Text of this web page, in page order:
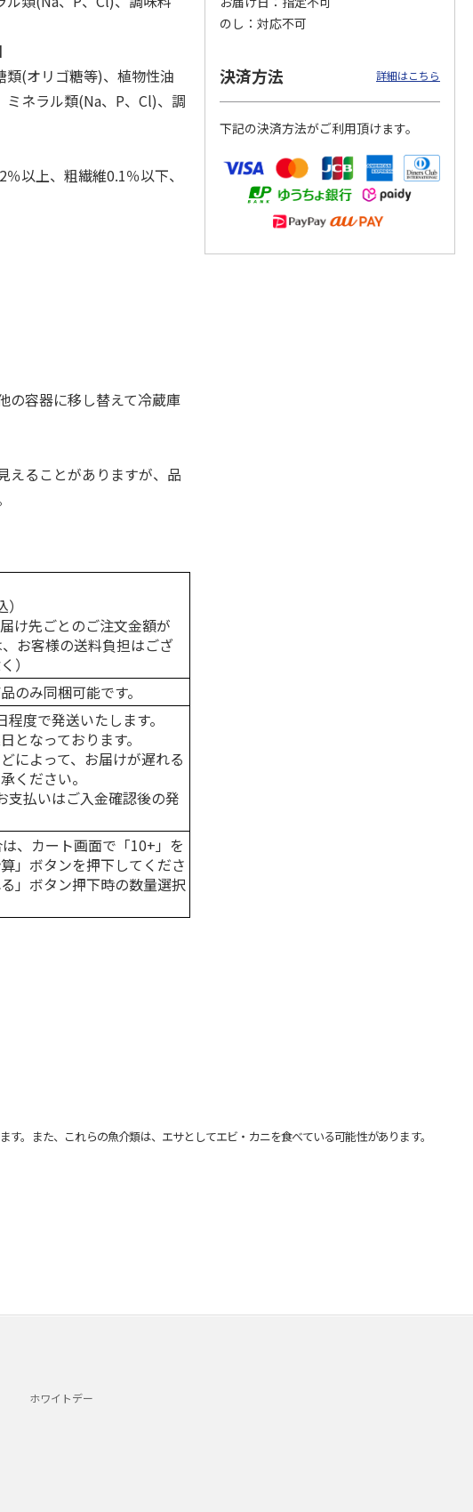
ムデンタルコーン
470円
(送料別・税込)
チ 健康に育つ子ね
120円
(送料別・税込)
なた フルーティフ
ローラルの香り
590円
(送料別・税込) (送料別・税込)
(オリゴ糖等)、植物性油
ネラル類(Na、P、Cl)、調
以上、粗繊維0.1％以下、
の容器に移し替えて冷蔵庫
えることがありますが、品
け先ごとのご注文金額が
お客様の送料負担はござ
）
のみ同梱可能です。
度で発送いたします。
なっております。
によって、お届けが遅れる
ください。
支払いはご入金確認後の発
、カート画面で「10+」を
」ボタンを押下してくださ
」ボタン押下時の数量選択
のし
対応不可
決済方法 詳細はこちら
下記の決済方法がご利用頂けます。
。また、これらの魚介類は、エサとしてエビ・カニを食べている可能性があります。
ホワイトデー